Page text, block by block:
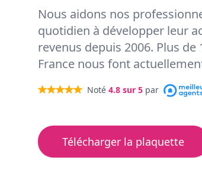
Nous aidons nos
quotidien à développer leur
revenus depuis 2006. Plus
France nous font
Noté 4.8 sur 5 par
Télécharger la plaquette